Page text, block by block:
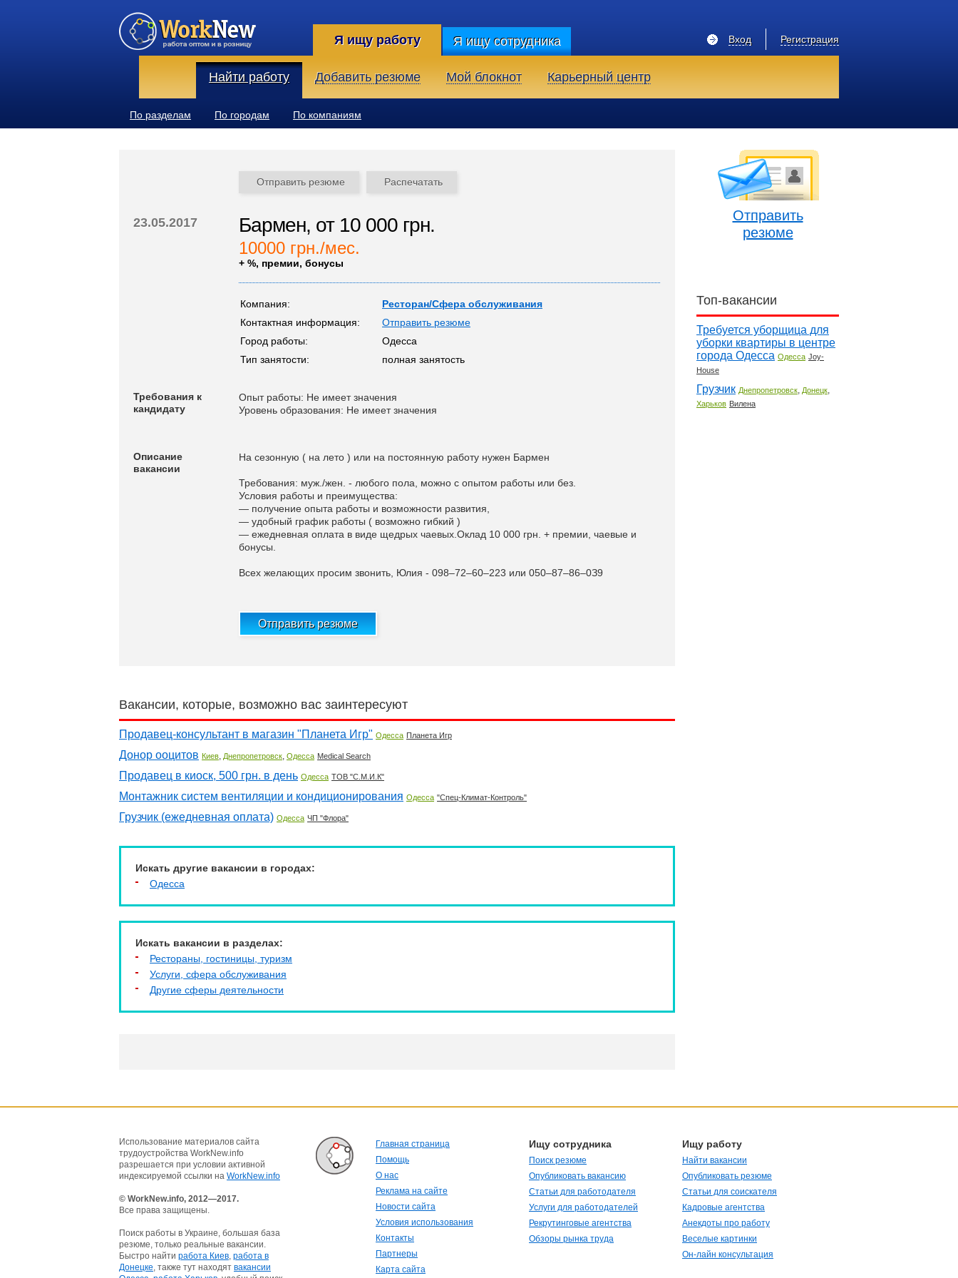
Я ищу работу Я ищу сотрудника Регистрация
Вход
Найти работу Добавить резюме Мой блокнот Карьерный центр
По разделам По городам По компаниям
Отправить резюме Распечатать
23.05.2017 Бармен, от 10 000 грн.
10000 грн./мес.
+ %, премии, бонусы
Компания:
Ресторан/Сфера обслуживания
Контактная информация:
Отправить резюме
Город работы:
Одесса
Тип занятости:
полная занятость
Требования к
кандидату
Опыт работы: Не имеет значения
Уровень образования: Не имеет значения
Описание
вакансии
На сезонную ( на лето ) или на постоянную работу нужен Бармен
Требования: муж./жен. - любого пола, можно с опытом работы или без.
Условия работы и преимущества:
— получение опыта работы и возможности развития,
— удобный график работы ( возможно гибкий )
— ежедневная оплата в виде щедрых чаевых.Оклад 10 000 грн. + премии, чаевые и
бонусы.
Всех желающих просим звонить, Юлия - 098–72–60–223 или 050–87–86–0З9
Отправить резюме
Вакансии, которые, возможно вас заинтересуют
Продавец-консультант в магазин "Планета Игр" Одесса Планета Игр
Донор ооцитов Киев, Днепропетровск, Одесса Medical Search
Продавец в киоск, 500 грн. в день Одесса ТОВ "С.М.И.К"
Монтажник систем вентиляции и кондиционирования Одесса "Спец-Климат-Контроль"
Грузчик (ежедневная оплата) Одесса ЧП "Флора"
Искать другие вакансии в городах:
Одесса
Искать вакансии в разделах:
Рестораны, гостиницы, туризм
Услуги, cфера обслуживания
Другие сферы деятельности
Отправить
резюме
Топ-вакансии
Требуется уборщица для
уборки квартиры в центре
города Одесса Одесса Joy-
House
Грузчик Днепропетровск, Донецк,
Харьков Вилена
Использование материалов сайта
трудоустройства WorkNew.info
разрешается при условии активной
индексируемой ссылки на WorkNew.info
© WorkNew.info, 2012—2017.
Все права защищены.
Поиск работы в Украине, большая база
резюме, только реальные вакансии.
Быстро найти работа Киев, работа в
Донецке, также тут находят вакансии
Главная страница
Помощь
О нас
Реклама на сайте
Новости сайта
Условия использования
Контакты
Партнеры
Карта сайта
Ищу сотрудника
Поиск резюме
Опубликовать вакансию
Статьи для работодателя
Услуги для работодателей
Рекрутинговые агентства
Обзоры рынка труда
Ищу работу
Найти вакансии
Опубликовать резюме
Статьи для соискателя
Кадровые агентства
Анекдоты про работу
Веселые картинки
Он-лайн консультация